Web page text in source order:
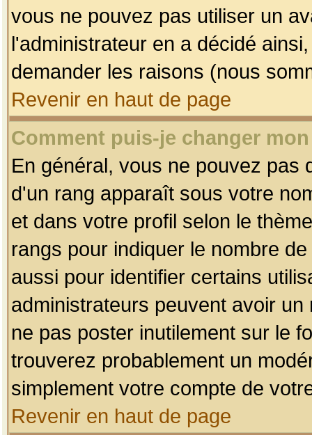
vous ne pouvez pas utiliser un
l'administrateur en a décidé
demander les raisons (nous
Revenir en haut de page
Comment puis-je changer
En général, vous ne pouvez pas
d'un rang apparaît sous votre
et dans votre profil selon le
rangs pour indiquer le nombre
aussi pour identifier certains
administrateurs peuvent avoir
ne pas poster inutilement sur le
trouverez probablement un
simplement votre compte de
Revenir en haut de page